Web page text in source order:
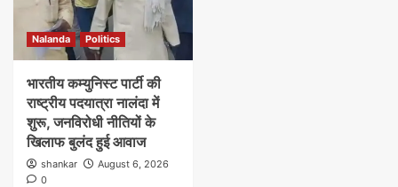
Nalanda Politics
भारतीय कम्युनिस्ट पार्टी की
राष्ट्रीय पदयात्रा नालंदा में
शुरू, जनविरोधी नीतियों के
खिलाफ बुलंद हुई आवाज
shankar
August 6, 2026
0